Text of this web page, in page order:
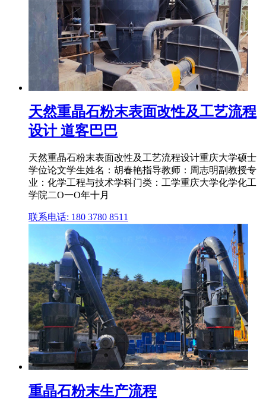
天然重晶石粉末表面改性及工艺流程
设计 道客巴巴
天然重晶石粉末表面改性及工艺流程设计重庆大学硕士
学位论文学生姓名：胡春艳指导教师：周志明副教授专
业：化学工程与技术学科门类：工学重庆大学化学化工
学院二O一O年十月
联系电话: 180 3780 8511
重晶石粉末生产流程